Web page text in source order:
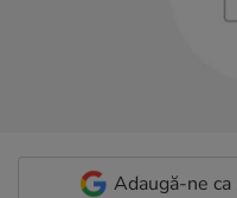
Adaugă-ne